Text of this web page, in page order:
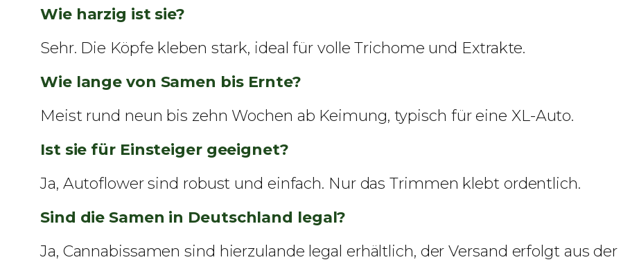
Wie harzig ist sie?
Sehr. Die Köpfe kleben stark, ideal für volle Trichome und Extrakte.
Wie lange von Samen bis Ernte?
Meist rund neun bis zehn Wochen ab Keimung, typisch für eine XL-Auto.
Ist sie für Einsteiger geeignet?
Ja, Autoflower sind robust und einfach. Nur das Trimmen klebt ordentlich.
Sind die Samen in Deutschland legal?
Ja, Cannabissamen sind hierzulande legal erhältlich, der Versand erfolgt aus der